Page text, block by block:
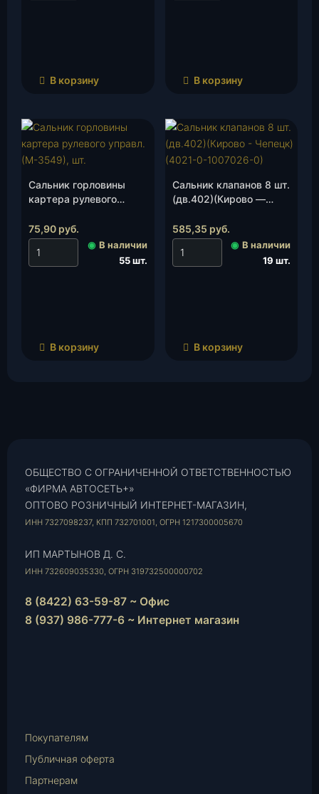
В корзину В корзину
Сальник горловины
картера рулевого
75,90 руб.
◉ В наличии
55 шт.
В корзину
Сальник клапанов 8 шт.
(дв.402)(Кирово —
1007026-0), к-т.
585,35 руб.
◉ В наличии
19 шт.
В корзину
ОБЩЕСТВО С ОГРАНИЧЕННОЙ ОТВЕТСТВЕННОСТЬЮ
«ФИРМА АВТОСЕТЬ+»
ОПТОВО РОЗНИЧНЫЙ ИНТЕРНЕТ-МАГАЗИН,
ИНН 7327098237, КПП 732701001, ОГРН 1217300005670
ИП МАРТЫНОВ Д. С.
ИНН 732609035330, ОГРН 319732500000702
8 (8422) 63-59-87 ~ Офис
8 (937) 986-777-6 ~ Интернет магазин
Mail
Покупателям
Публичная оферта
Партнерам